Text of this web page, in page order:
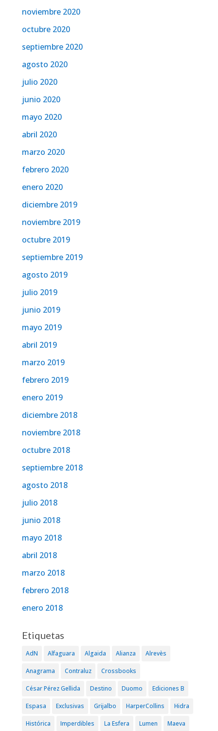
noviembre 2020
octubre 2020
septiembre 2020
agosto 2020
julio 2020
junio 2020
mayo 2020
abril 2020
marzo 2020
febrero 2020
enero 2020
diciembre 2019
noviembre 2019
octubre 2019
septiembre 2019
agosto 2019
julio 2019
junio 2019
mayo 2019
abril 2019
marzo 2019
febrero 2019
enero 2019
diciembre 2018
noviembre 2018
octubre 2018
septiembre 2018
agosto 2018
julio 2018
junio 2018
mayo 2018
abril 2018
marzo 2018
febrero 2018
enero 2018
Etiquetas
AdN Alfaguara Algaida Alianza Alrevès
Anagrama Contraluz Crossbooks
César Pérez Gellida Destino Duomo Ediciones B
Espasa Exclusivas Grijalbo HarperCollins Hidra
Histórica Imperdibles La Esfera Lumen Maeva